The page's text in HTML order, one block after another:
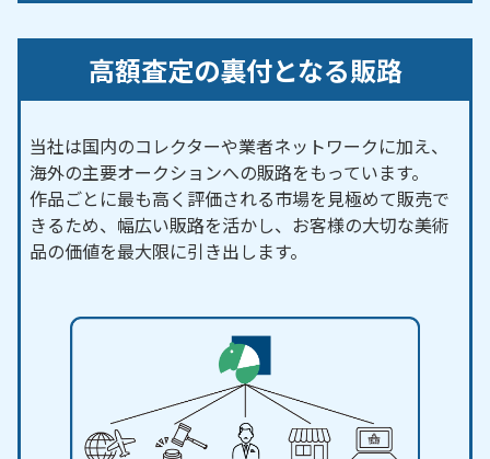
高額査定の裏付となる販路
当社は国内のコレクターや業者ネットワークに加え、
海外の主要オークションへの販路をもっています。
作品ごとに最も高く評価される市場を見極めて販売で
きるため、幅広い販路を活かし、お客様の大切な美術
品の価値を最大限に引き出します。